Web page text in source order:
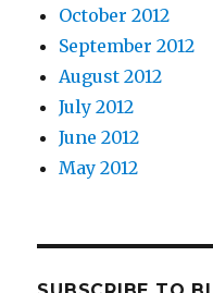
October 2012
September 2012
August 2012
July 2012
June 2012
May 2012